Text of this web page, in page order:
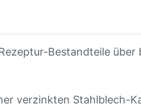
Bestandteile über
verzinkten Stahlblech-